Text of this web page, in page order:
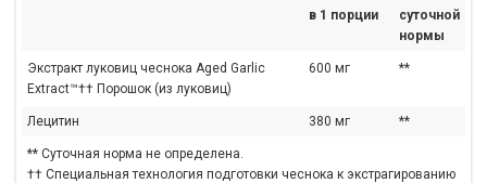
в 1 порции
суточной
нормы
Экстракт луковиц чеснока Aged Garlic
Extract™†† Порошок (из луковиц)
600 мг **
Лецитин 380 мг **
** Суточная норма не определена.
†† Специальная технология подготовки чеснока к экстрагированию